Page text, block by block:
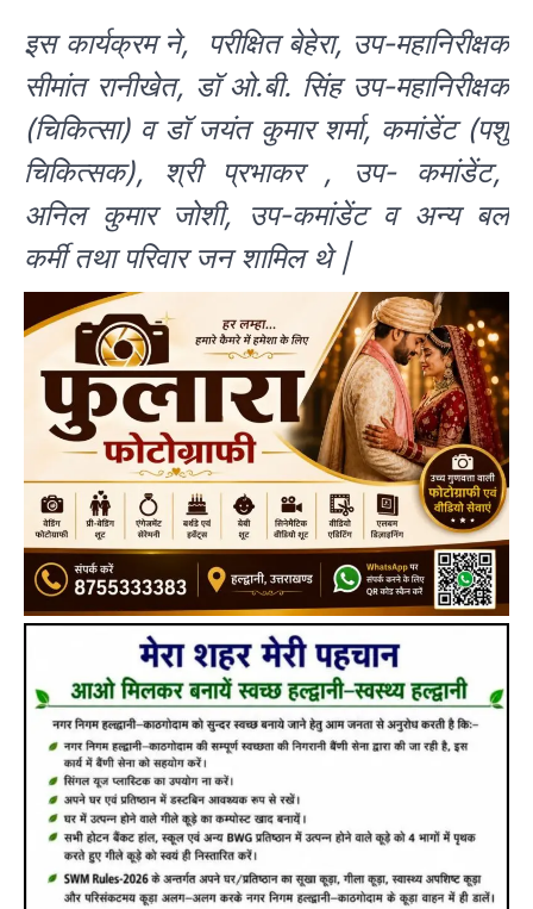
इस कार्यक्रम ने, परीक्षित बेहेरा, उप-महानिरीक्षक
सीमांत रानीखेत, डॉ ओ.बी. सिंह उप-महानिरीक्षक
(चिकित्सा) व डॉ जयंत कुमार शर्मा, कमांडेंट (पशु
चिकित्सक), श्री प्रभाकर , उप- कमांडेंट,
अनिल कुमार जोशी, उप-कमांडेंट व अन्य बल
कर्मी तथा परिवार जन शामिल थे |